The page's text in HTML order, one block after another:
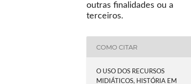
outras finalidades ou a
terceiros.
COMO CITAR
O USO DOS RECURSOS
MIDIÁTICOS, HISTÓRIA EM